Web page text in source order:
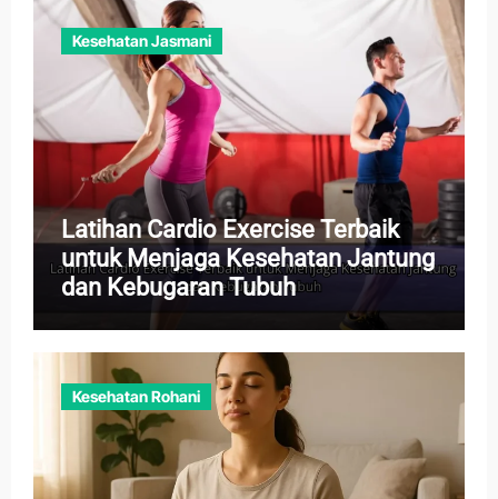
Kesehatan Jasmani
Latihan Cardio Exercise Terbaik
untuk Menjaga Kesehatan Jantung
dan Kebugaran Tubuh
Kesehatan Rohani